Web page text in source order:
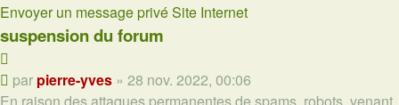
pierre-
yves
Envoyer un message privéSite Internet
suspension du forum
Message
par pierre-yves » 28 nov. 2022, 00:06